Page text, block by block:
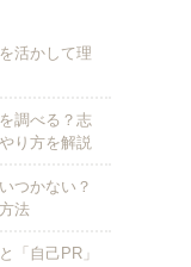
活かして理
調べる？志
り方を解説
つかない？
法
「自己PR」